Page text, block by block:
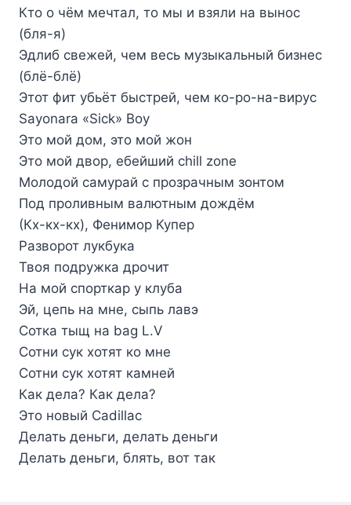
Кто о чём мечтал, то мы и взяли на вынос
(бля-я)
Эдлиб свежей, чем весь музыкальный бизнес
(блё-блё)
Этот фит убьёт быстрей, чем ко-ро-на-вирус
Sayonara «Sick» Boy
Это мой дом, это мой жон
Это мой двор, ебейший chill zone
Молодой самурай с прозрачным зонтом
Под проливным валютным дождём
(Кх-кх-кх), Фенимор Купер
Разворот лукбука
Твоя подружка дрочит
На мой спорткар у клуба
Эй, цепь на мне, сыпь лавэ
Сотка тыщ на bag L.V
Сотни сук хотят ко мне
Сотни сук хотят камней
Как дела? Как дела?
Это новый Cadillac
Делать деньги, делать деньги
Делать деньги, блять, вот так